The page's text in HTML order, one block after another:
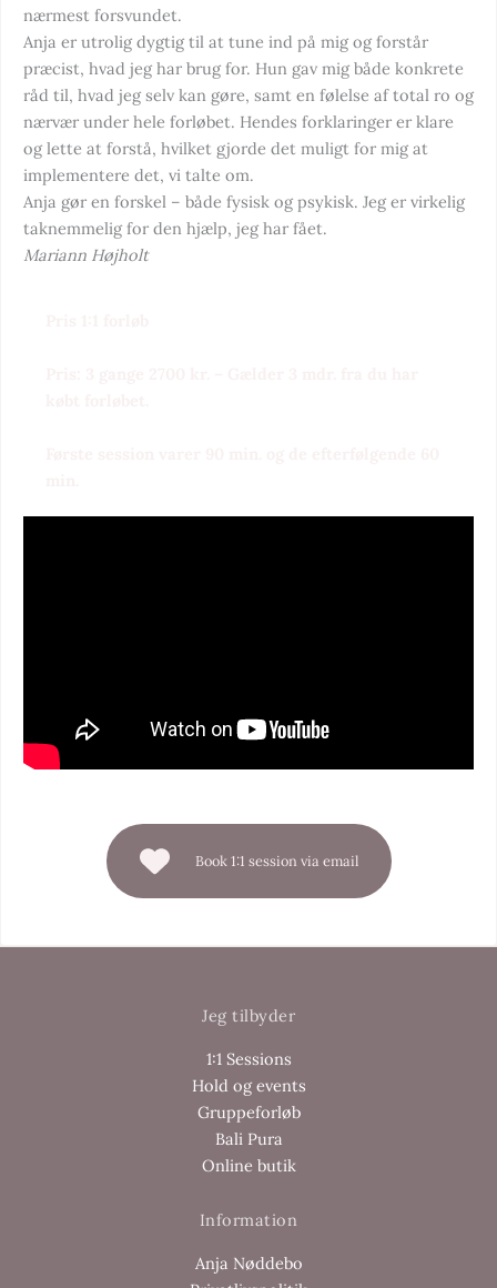
nærmest forsvundet.
Anja er utrolig dygtig til at tune ind på mig og forstår
præcist, hvad jeg har brug for. Hun gav mig både konkrete
råd til, hvad jeg selv kan gøre, samt en følelse af total ro og
nærvær under hele forløbet. Hendes forklaringer er klare
og lette at forstå, hvilket gjorde det muligt for mig at
implementere det, vi talte om.
Anja gør en forskel – både fysisk og psykisk. Jeg er virkelig
taknemmelig for den hjælp, jeg har fået.
Mariann Højholt
Book 1:1 session via email
Jeg tilbyder
1:1 Sessions
Hold og events
Gruppeforløb
Bali Pura
Online butik
Information
Anja Nøddebo